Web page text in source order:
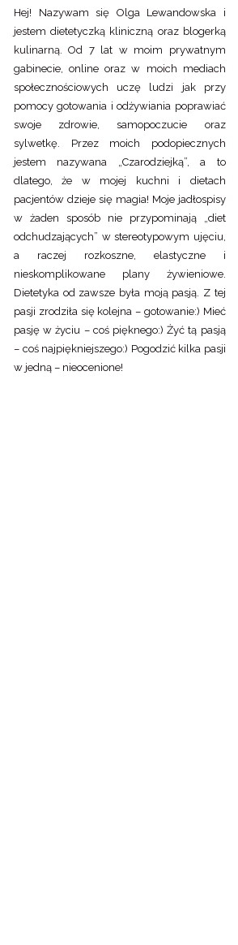
Hej! Nazywam się Olga Lewandowska i
jestem dietetyczką kliniczną oraz blogerką
kulinarną. Od 7 lat w moim prywatnym
gabinecie, online oraz w moich mediach
społecznościowych uczę ludzi jak przy
pomocy gotowania i odżywiania poprawiać
swoje zdrowie, samopoczucie oraz
sylwetkę. Przez moich podopiecznych
jestem nazywana „Czarodziejką”, a to
dlatego, że w mojej kuchni i dietach
pacjentów dzieje się magia! Moje jadłospisy
w żaden sposób nie przypominają „diet
odchudzających” w stereotypowym ujęciu,
a raczej rozkoszne, elastyczne i
nieskomplikowane plany żywieniowe.
Dietetyka od zawsze była moją pasją. Z tej
pasji zrodziła się kolejna – gotowanie:) Mieć
pasję w życiu – coś pięknego:) Żyć tą pasją
– coś najpiękniejszego:) Pogodzić kilka pasji
w jedną – nieocenione!